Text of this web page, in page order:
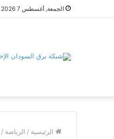
الجمعة, أغسطس 7 2026
الرئيسية / الرياضة /